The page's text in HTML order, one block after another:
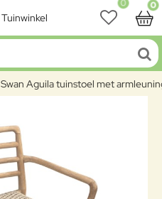
0 0
Swan Aguila tuinstoel met